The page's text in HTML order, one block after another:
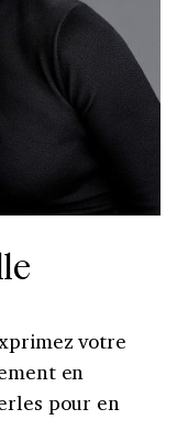
votre
en
pour en